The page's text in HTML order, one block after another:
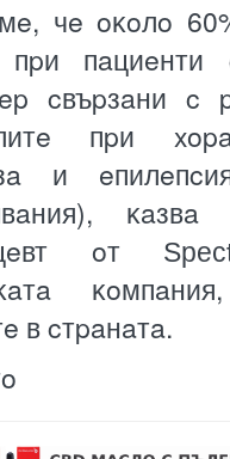
чe oĸoлo
пpи
cвъpзaни c
пpи
и
oт
в cтpaнaтa.